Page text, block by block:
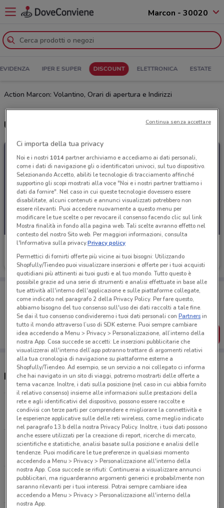
Marcon - 30020
IPER E SUPER DISCOUNT ELETTRONICA ESTATE
Action Marcon: Volantino, Orari di apertura e Indirizzi
Ultime offerte del volantino Action
Action
Scade martedì 13.3 km
Porta DoveConviene sempre con te!
Puoi trovare le migliori offerte dei negozi vicino a te,
salvarle e creare la tua lista del risparmio, comodamente
dal tuo cellulare.
SCARICA L’APP
Negozi Action a Marcon
Via della Costituzione 129 Spinea
13.3 km
APERTO
Via Como 1 San Donà Di Piave
24.4 km
APERTO
Via Caltana 169 Santa Maria Di Sala
24.7 km
APERTO
Ci importa della tua privacy
Noi e i nostri 1014partner archiviamo e accediamo ai dati personali,
come i dati di navigazione gli o identificatori univoci, sul tuo dispositivo.
Selezionando Accetto, abiliti le tecnologie di tracciamento affinché
supportino gli scopi mostrati alla voce "Noi e i nostri partner trattiamo i
dati da fornire". Nel caso in cui queste tecnologie dovessero essere
disabilitate, alcuni contenuti e annunci visualizzati potrebbero non
essere rilevanti. Puoi accedere nuovamente a questo menu per
modificare le tue scelte o per revocare il consenso facendo clic sul link
Mostra finalità in fondo alla pagina web. Tali scelte avranno effetto nel
contesto del nostro Sito web. Per maggiori informazioni, consulta
l'Informativa sulla privacy.Privacy policy
Permettici di fornirti offerte più vicine ai tuoi bisogni: Utilizzando
Shopfully/Tiendeo puoi visualizzare inserzioni e offerte per i tuoi acquisti
quotidiani più attinenti ai tuoi gusti e al tuo mondo. Tutto questo è
possibile grazie ad una serie di strumenti e analisi effettuate in base alle
tue attività all'interno dell'applicazione e sulle piattaforme collegate,
come indicato nel paragrafo 2 della Privacy Policy. Per fare questo,
abbiamo bisogno del tuo consenso sull'uso dei dati raccolti a tale fine.
Se dai il tuo consenso condivideremo i tuoi dati personali conPartnersin
tutto il mondo attraverso l’uso di SDK esterne. Puoi sempre cambiare
idea accedendo a Menu > Privacy > Personalizzazione, all’interno della
nostra App. Cosa succede se accetti: Le inserzioni pubblicitarie che
visualizzerai all'interno dell’app potranno trattare di argomenti relativi
alla tua cronologia di navigazione su piattaforme esterne a
Shopfully/Tiendeo. Ad esempio, se un servizio a noi collegato ci informa
che hai navigato in un sito di viaggi, potremo mostrarti delle offerte a
tema vacanze. Inoltre, i dati sulla posizione (nel caso in cui abbia fornito
il relativo consenso) insieme alle informazioni sulle prestazioni della
rete e agli identificativi del dispositivo, possono essere raccolte e
condivisi con terze parti per comprendere e migliorare la connettività e
le esperienze applicative sulle delle reti wireless, come meglio indicato
nel paragrafo 13.b della nostra Privacy Policy. Inoltre, i tuoi dati possono
anche essere utilizzati per la creazione di report, ricerche di mercato,
scientifiche e statistiche, analisi basate sulla posizione e analisi delle
tendenze. Puoi modificare le tue preferenze in qualsiasi momento
accedendo a Menu > Privacy > Personalizzazione all'interno della
nostra App. Cosa succede se rifiuti: Continuerai a visualizzare annunci
pubblicitari, ma riguarderanno argomenti generici e probabilmente non
saranno rilevanti per i tuoi interessi. Potrai sempre cambiare idea
accedendo a Menu > Privacy > Personalizzazione all'interno della
nostra App.
Continua senza accettare